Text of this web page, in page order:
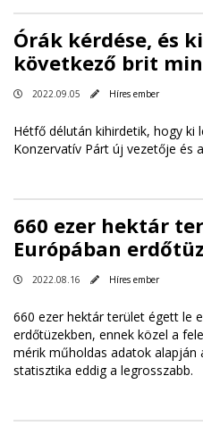
Órák kérdése, és
következő brit
2022.09.05 Híres ember
Hétfő délután kihirdetik, hogy ki
Konzervatív Párt új vezetője és
660 ezer hektár
Európában
2022.08.16 Híres ember
660 ezer hektár terület égett le
erdőtüzekben, ennek közel a
mérik műholdas adatok alapján
statisztika eddig a legrosszabb.